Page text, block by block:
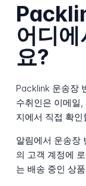
어디
요?
Packlink 운송장
수취인은 이메일,
지에서 직접 확인
알림에서 운송장
의 고객 계정에
는 배송 중인 상